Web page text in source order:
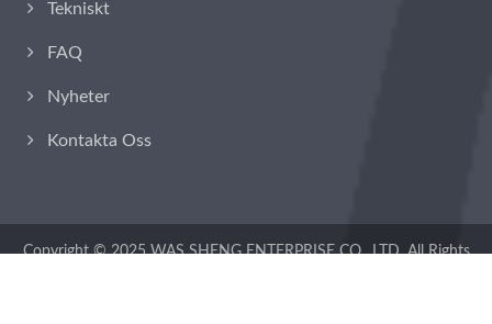
Tekniskt
FAQ
Nyheter
Kontakta Oss
Copyright © 2025WAS SHENG ENTERPRISE CO., LTD.All Rights